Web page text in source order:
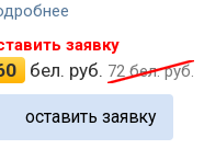
заявку
бел. руб. 72бел. руб.
оставить заявку